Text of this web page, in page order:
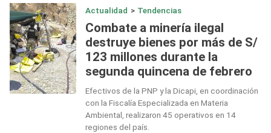
Actualidad > Tendencias
Combate a minería ilegal
destruye bienes por más de S/
123 millones durante la
segunda quincena de febrero
Efectivos de la PNP y la Dicapi, en coordinación
con la Fiscalía Especializada en Materia
Ambiental, realizaron 45 operativos en 14
regiones del país.